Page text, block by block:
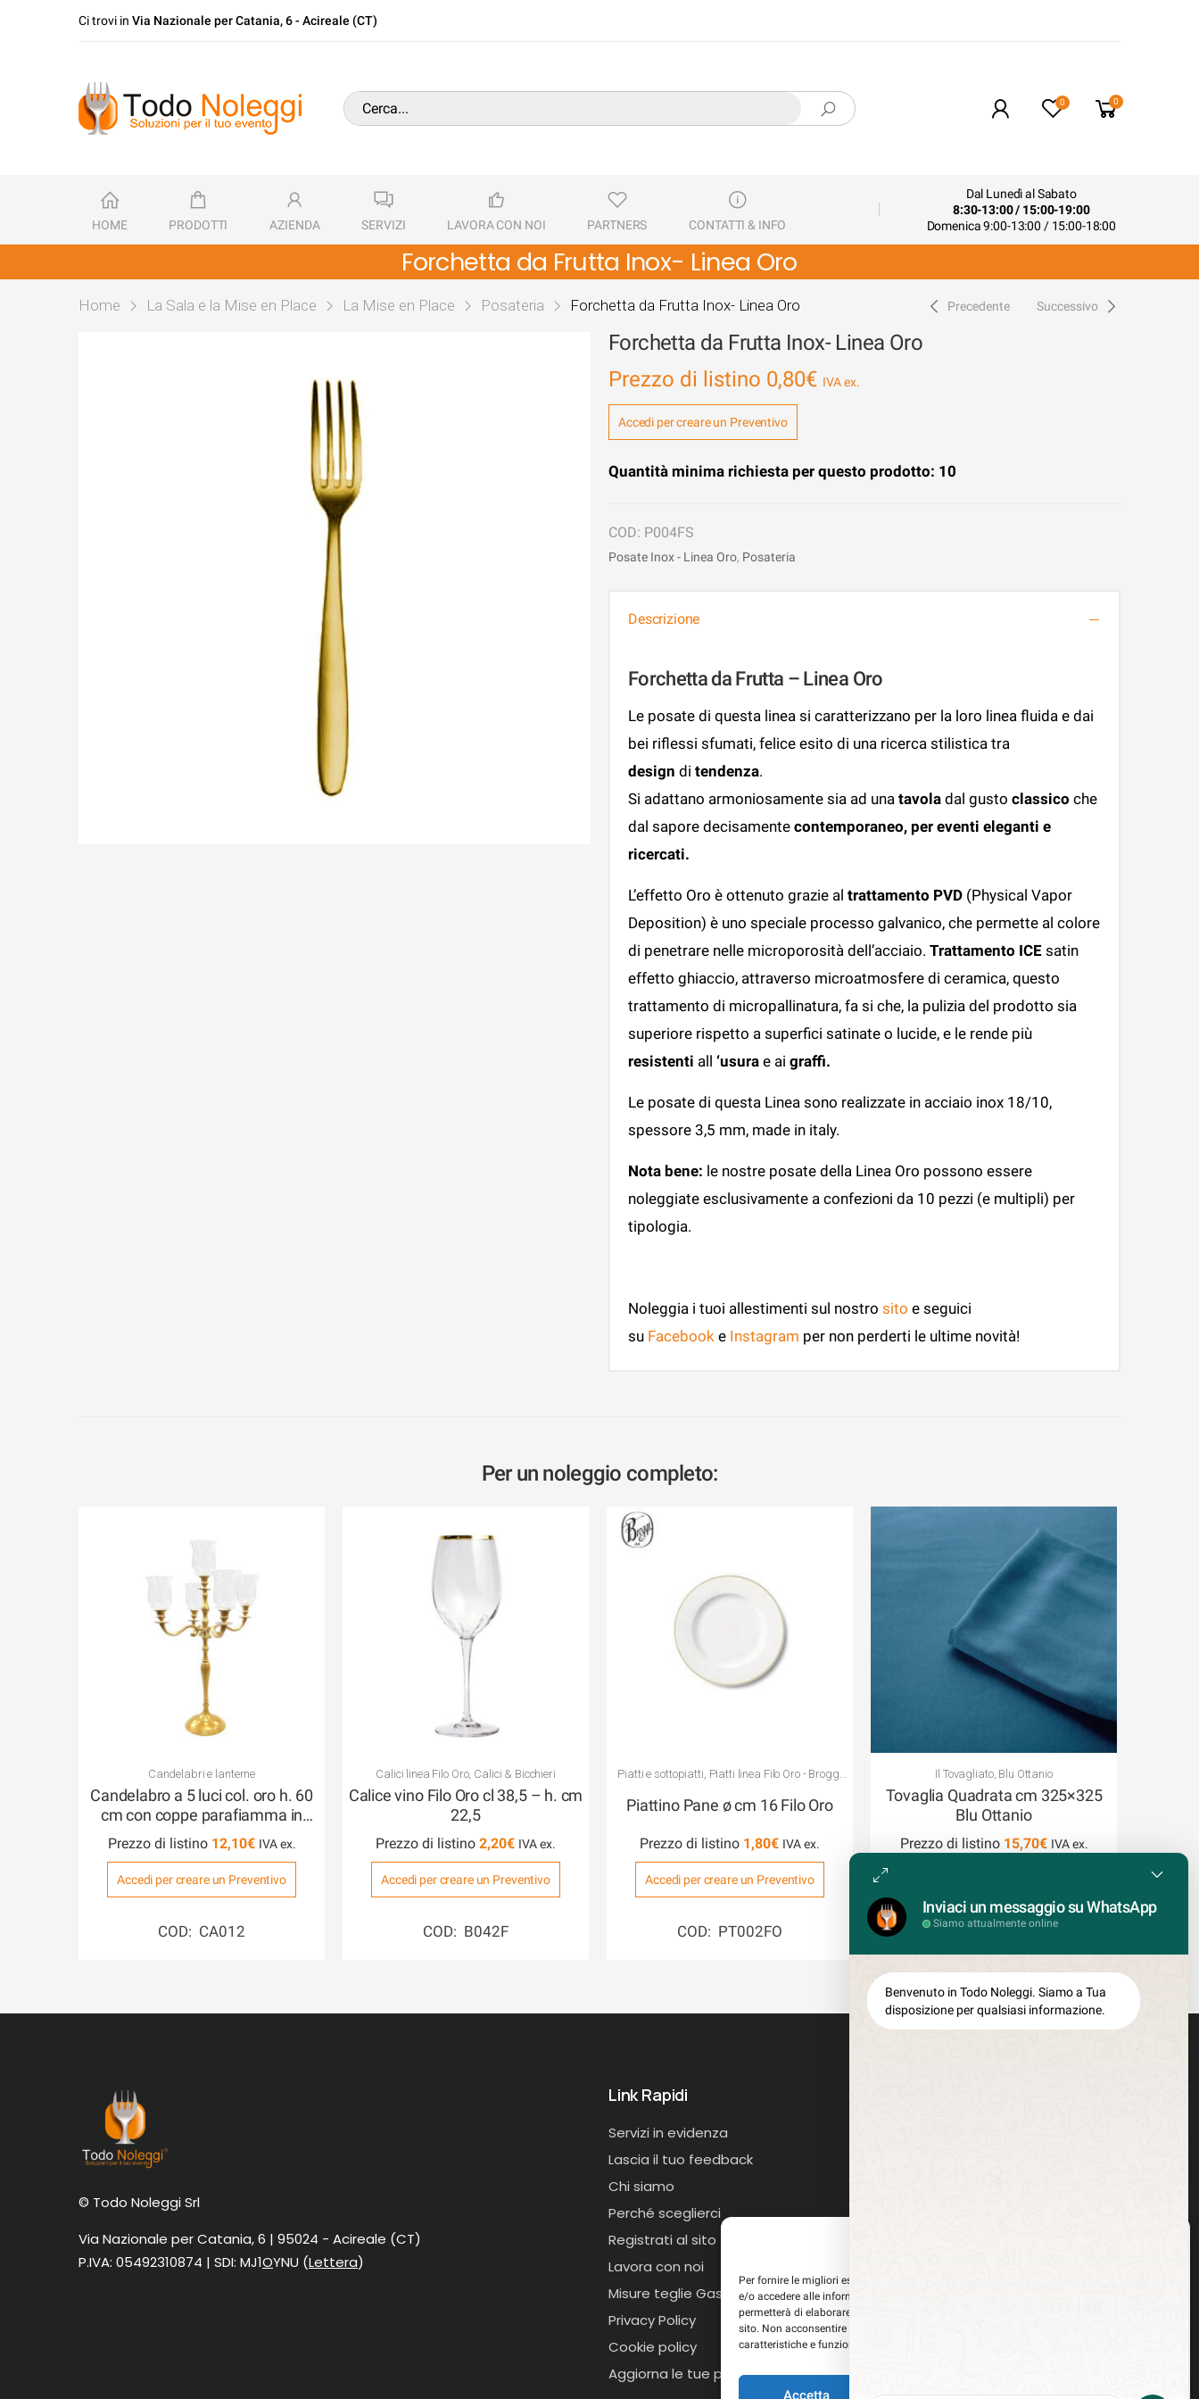
Per fornire le migliori esperienze, utilizziamo tecnologie come i cookie per memorizzare
e/o accedere alle informazioni del dispositivo. Il consenso a queste tecnologie ci
permetterà di elaborare dati come il comportamento di navigazione o ID unici su questo
sito. Non acconsentire o ritirare il consenso può influire negativamente su alcune
caratteristiche e funzioni.
Accetta Nega Visualizza le preferenze
Ci trovi in Via Nazionale per Catania, 6 - Acireale (CT)
0 0
HOME PRODOTTI AZIENDA SERVIZI LAVORA CON NOI PARTNERS CONTATTI & INFO
Dal Lunedì al Sabato
8:30-13:00 / 15:00-19:00
Domenica 9:00-13:00 / 15:00-18:00
Forchetta da Frutta Inox- Linea Oro
Home La Sala e la Mise en Place La Mise en Place Posateria Forchetta da Frutta Inox- Linea Oro Precedente Successivo
Forchetta da Frutta Inox- Linea Oro
Prezzo di listino 0,80€
Accedi per creare un Preventivo
Quantità minima richiesta per questo prodotto: 10
P004FS
Posate Inox - Linea Oro, Posateria
Descrizione
Forchetta da Frutta – Linea Oro
Le posate di questa linea si caratterizzano per la loro linea fluida e dai
bei riflessi sfumati, felice esito di una ricerca stilistica tra
design di tendenza.
Si adattano armoniosamente sia ad una tavola dal gusto classico che
dal sapore decisamente contemporaneo, per eventi eleganti e
ricercati.
L’effetto Oro è ottenuto grazie al trattamento PVD (Physical Vapor
Deposition) è uno speciale processo galvanico, che permette al colore
di penetrare nelle microporosità dell’acciaio. Trattamento ICE satin
effetto ghiaccio, attraverso microatmosfere di ceramica, questo
trattamento di micropallinatura, fa si che, la pulizia del prodotto sia
superiore rispetto a superfici satinate o lucide, e le rende più
resistenti all ‘usura e ai graffi.
Le posate di questa Linea sono realizzate in acciaio inox 18/10,
spessore 3,5 mm, made in italy.
Nota bene: le nostre posate della Linea Oro possono essere
noleggiate esclusivamente a confezioni da 10 pezzi (e multipli) per
tipologia.
Noleggia i tuoi allestimenti sul nostro sito e seguici
su Facebook e Instagram per non perderti le ultime novità!
Per un noleggio completo:
Candelabri e lanterne
Candelabro a 5 luci col. oro h. 60
cm con coppe parafiamma in
vetro
Prezzo di listino 12,10€
Accedi per creare un Preventivo
COD: CA012
Calici linea Filo Oro, Calici & Bicchieri
Calice vino Filo Oro cl 38,5 – h. cm
22,5
Prezzo di listino 2,20€
Accedi per creare un Preventivo
COD: B042F
Piatti e sottopiatti, Piatti linea Filo Oro - Broggi
Piattino Pane ø cm 16 Filo Oro
Prezzo di listino 1,80€
Accedi per creare un Preventivo
COD: PT002FO
Il Tovagliato, Blu Ottanio
Tovaglia Quadrata cm 325×325
Blu Ottanio
Prezzo di listino 15,70€
COD: TOTT/XXXL
© Todo Noleggi Srl
Via Nazionale per Catania, 6 | 95024 - Acireale (CT)
P.IVA: 05492310874 | SDI: MJ1OYNU (Lettera)
Link Rapidi
Servizi in evidenza
Lascia il tuo feedback
Chi siamo
Perché sceglierci
Registrati al sito
Lavora con noi
Misure teglie Gastronorm
Privacy Policy
Cookie policy
Aggiorna le tue preferenze di tracciamento della pubblicità
Inviaci un messaggio su WhatsApp
Siamo attualmente online
Benvenuto in Todo Noleggi. Siamo a Tua
disposizione per qualsiasi informazione.